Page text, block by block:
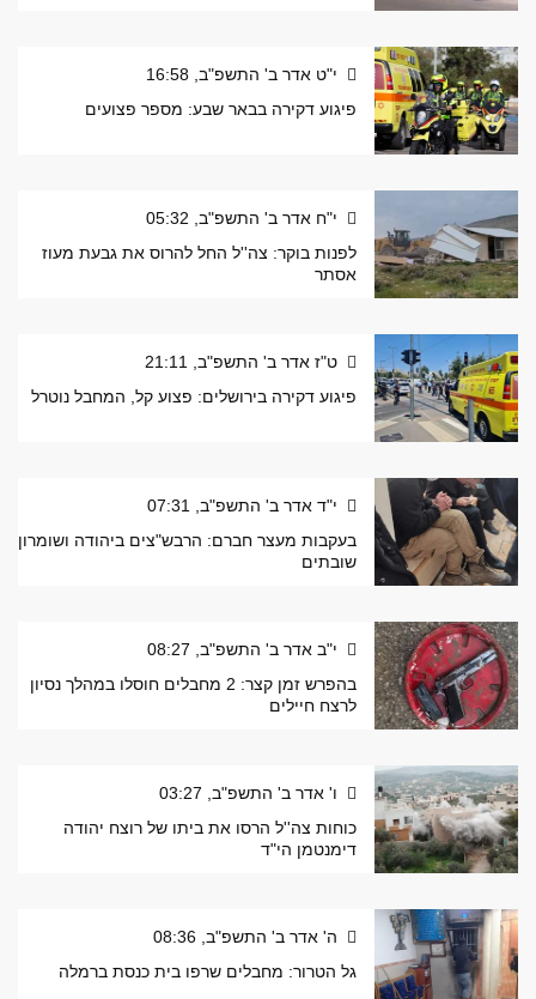
י"ט אדר ב' התשפ"ב, 16:58
פיגוע דקירה בבאר שבע: מספר פצועים
י"ח אדר ב' התשפ"ב, 05:32
לפנות בוקר: צה''ל החל להרוס את גבעת מעוז
אסתר
ט"ז אדר ב' התשפ"ב, 21:11
פיגוע דקירה בירושלים: פצוע קל, המחבל נוטרל
י"ד אדר ב' התשפ"ב, 07:31
בעקבות מעצר חברם: הרבש"צים ביהודה ושומרון
שובתים
י"ב אדר ב' התשפ"ב, 08:27
בהפרש זמן קצר: 2 מחבלים חוסלו במהלך נסיון
לרצח חיילים
ו' אדר ב' התשפ"ב, 03:27
כוחות צה''ל הרסו את ביתו של רוצח יהודה
דימנטמן הי"ד
ה' אדר ב' התשפ"ב, 08:36
גל הטרור: מחבלים שרפו בית כנסת ברמלה